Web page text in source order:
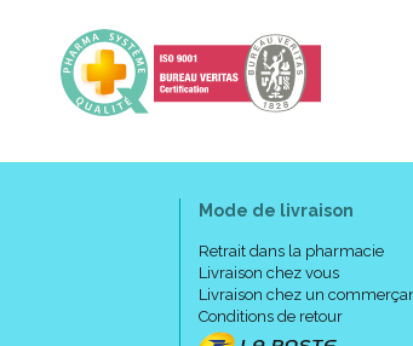
Mode de livraison
Retrait dans la pharmacie
Livraison chez vous
Livraison chez un
Conditions de retour